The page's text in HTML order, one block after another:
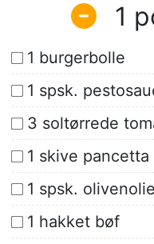
1
1 burgerbolle
1 spsk.
3 soltørrede
1 skive pancetta
1 spsk. olivenolie
1 hakket bøf